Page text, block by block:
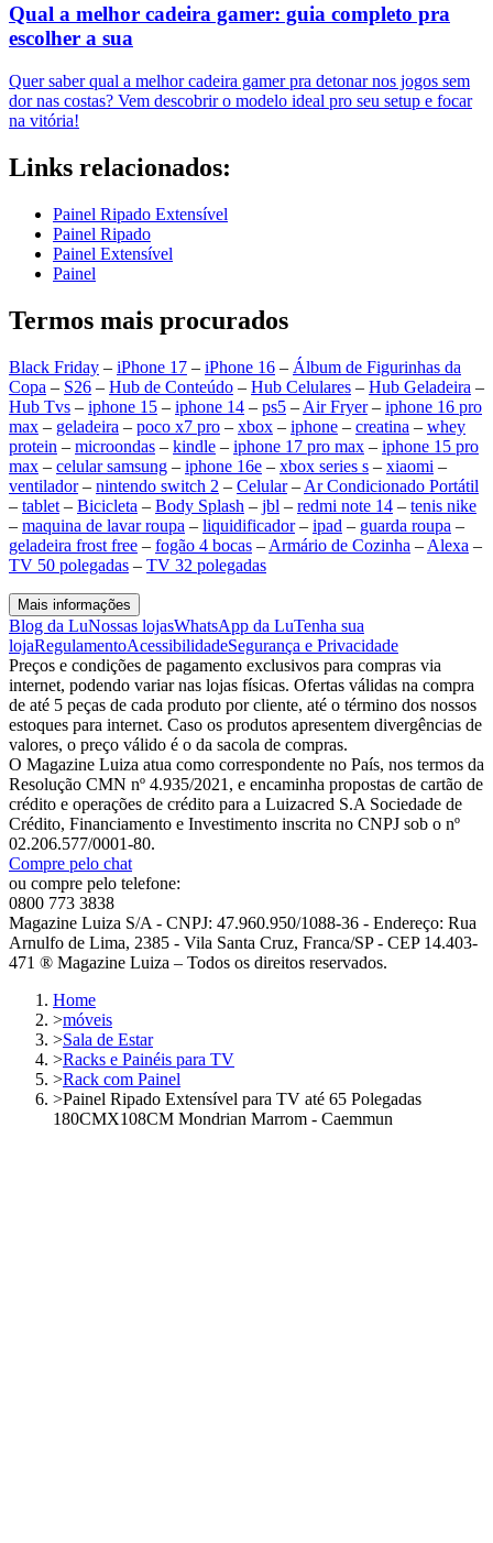
Qual a melhor cadeira gamer: guia completo pra
escolher a sua
Quer saber qual a melhor cadeira gamer pra detonar nos jogos sem
dor nas costas? Vem descobrir o modelo ideal pro seu setup e focar
na vitória!
Links relacionados:
Painel Ripado Extensível
Painel Ripado
Painel Extensível
Painel
Termos mais procurados
Black Friday – iPhone 17 – iPhone 16 – Álbum de Figurinhas da
Copa – S26 – Hub de Conteúdo – Hub Celulares – Hub Geladeira –
Hub Tvs – iphone 15 – iphone 14 – ps5 – Air Fryer– iphone 16 pro
max – geladeira – poco x7 pro – xbox – iphone – creatina – whey
protein – microondas – kindle – iphone 17 pro max – iphone 15 pro
max – celular samsung – iphone 16e – xbox series s – xiaomi –
ventilador– nintendo switch 2 – Celular– Ar Condicionado Portátil
– tablet – Bicicleta – Body Splash – jbl – redmi note 14 – tenis nike
– maquina de lavar roupa – liquidificador– ipad – guarda roupa –
geladeira frost free – fogão 4 bocas – Armário de Cozinha – Alexa –
TV 50 polegadas – TV 32 polegadas
Mais informações
Blog da LuNossas lojasWhatsApp da LuTenha sua
lojaRegulamentoAcessibilidadeSegurança e Privacidade
Preços e condições de pagamento exclusivos para compras via
internet, podendo variar nas lojas físicas. Ofertas válidas na compra
de até 5 peças de cada produto por cliente, até o término dos nossos
estoques para internet. Caso os produtos apresentem divergências de
valores, o preço válido é o da sacola de compras.
O Magazine Luiza atua como correspondente no País, nos termos da
Resolução CMN nº 4.935/2021, e encaminha propostas de cartão de
crédito e operações de crédito para a Luizacred S.A Sociedade de
Crédito, Financiamento e Investimento inscrita no CNPJ sob o nº
02.206.577/0001-80.
Compre pelo chat
ou compre pelo telefone:
0800 773 3838
Magazine Luiza S/A - CNPJ: 47.960.950/1088-36 - Endereço: Rua
Arnulfo de Lima, 2385 - Vila Santa Cruz, Franca/SP - CEP 14.403-
471 ® Magazine Luiza – Todos os direitos reservados.
Home
>móveis
>Sala de Estar
>Racks e Painéis para TV
>Rack com Painel
>Painel Ripado Extensível para TV até 65 Polegadas
180CMX108CM Mondrian Marrom - Caemmun